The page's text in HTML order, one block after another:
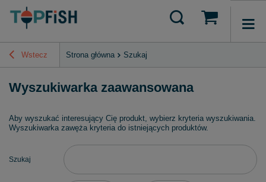
Wstecz Strona główna Szukaj
Wyszukiwarka zaawansowana
Aby wyszukać interesujący Cię produkt, wybierz kryteria wyszukiwania.
Wyszukiwarka zawęża kryteria do istniejących produktów.
Szukaj